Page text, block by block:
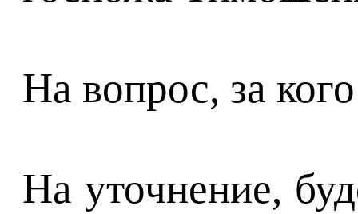
На вопрос, за
На уточнение,